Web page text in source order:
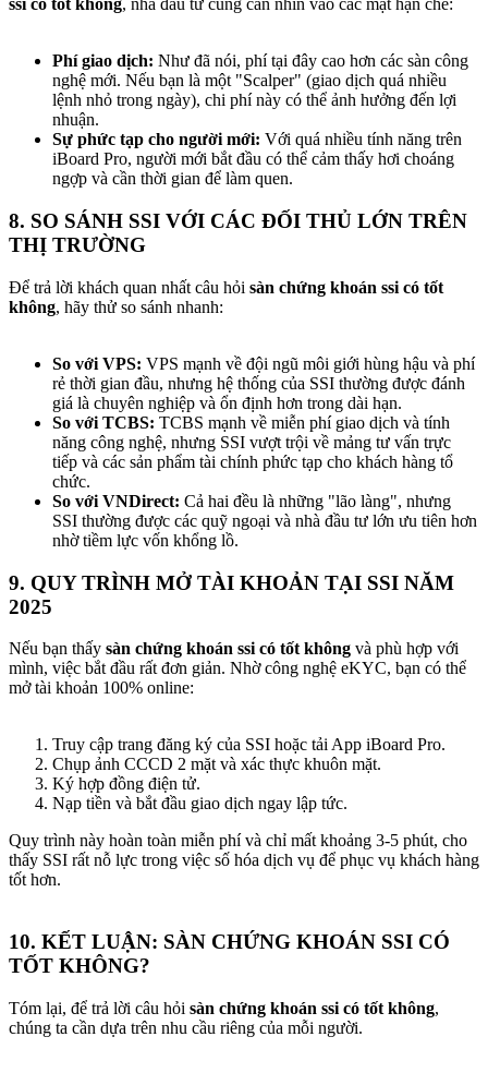
ssi có tốt không, nhà đầu tư cũng cần nhìn vào các mặt hạn chế:
Phí giao dịch: Như đã nói, phí tại đây cao hơn các sàn công
nghệ mới. Nếu bạn là một "Scalper" (giao dịch quá nhiều
lệnh nhỏ trong ngày), chi phí này có thể ảnh hưởng đến lợi
nhuận.
Sự phức tạp cho người mới: Với quá nhiều tính năng trên
iBoard Pro, người mới bắt đầu có thể cảm thấy hơi choáng
ngợp và cần thời gian để làm quen.
8. SO SÁNH SSI VỚI CÁC ĐỐI THỦ LỚN TRÊN
THỊ TRƯỜNG​
Để trả lời khách quan nhất câu hỏi sàn chứng khoán ssi có tốt
không, hãy thử so sánh nhanh:
So với VPS: VPS mạnh về đội ngũ môi giới hùng hậu và phí
rẻ thời gian đầu, nhưng hệ thống của SSI thường được đánh
giá là chuyên nghiệp và ổn định hơn trong dài hạn.
So với TCBS: TCBS mạnh về miễn phí giao dịch và tính
năng công nghệ, nhưng SSI vượt trội về mảng tư vấn trực
tiếp và các sản phẩm tài chính phức tạp cho khách hàng tổ
chức.
So với VNDirect: Cả hai đều là những "lão làng", nhưng
SSI thường được các quỹ ngoại và nhà đầu tư lớn ưu tiên hơn
nhờ tiềm lực vốn khổng lồ.
9. QUY TRÌNH MỞ TÀI KHOẢN TẠI SSI NĂM
2025​
Nếu bạn thấy sàn chứng khoán ssi có tốt không và phù hợp với
mình, việc bắt đầu rất đơn giản. Nhờ công nghệ eKYC, bạn có thể
mở tài khoản 100% online:
Truy cập trang đăng ký của SSI hoặc tải App iBoard Pro.
Chụp ảnh CCCD 2 mặt và xác thực khuôn mặt.
Ký hợp đồng điện tử.
Nạp tiền và bắt đầu giao dịch ngay lập tức.
Quy trình này hoàn toàn miễn phí và chỉ mất khoảng 3-5 phút, cho
thấy SSI rất nỗ lực trong việc số hóa dịch vụ để phục vụ khách hàng
tốt hơn.
10. KẾT LUẬN: SÀN CHỨNG KHOÁN SSI CÓ
TỐT KHÔNG?​
Tóm lại, để trả lời câu hỏi sàn chứng khoán ssi có tốt không,
chúng ta cần dựa trên nhu cầu riêng của mỗi người.